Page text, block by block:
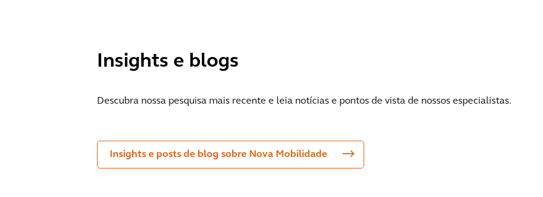
Insights e blogs
Descubra nossa pesquisa mais recente e leia notícias e pontos de vista de nossos especialistas.
Insights e posts de blog sobre Nova Mobilidade